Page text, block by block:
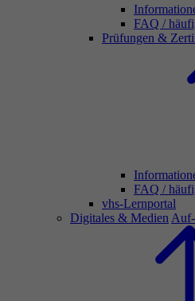
FAQ /
Prüfungen &
FAQ /
vhs-Lernportal
Digitales & Medien